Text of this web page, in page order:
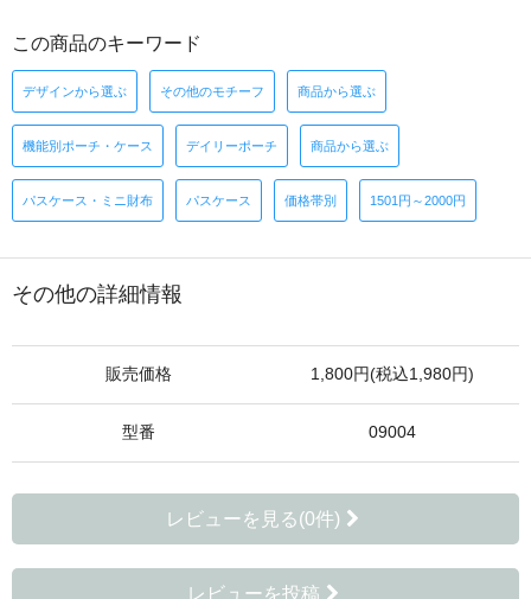
この商品のキーワード
デザインから選ぶ その他のモチーフ 商品から選ぶ
機能別ポーチ・ケース デイリーポーチ 商品から選ぶ
パスケース・ミニ財布 パスケース 価格帯別 1501円～2000円
その他の詳細情報
販売価格 1,800円(税込1,980円)
型番 09004
レビューを見る(0件)
レビューを投稿